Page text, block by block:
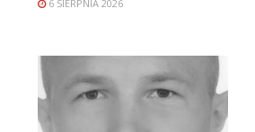
6 SIERPNIA 2026